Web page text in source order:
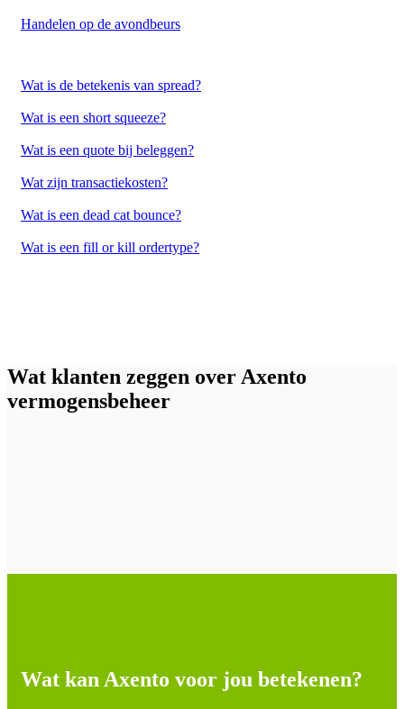
Handelen op de avondbeurs
Wat is de betekenis van spread?
Wat is een short squeeze?
Wat is een quote bij beleggen?
Wat zijn transactiekosten?
Wat is een dead cat bounce?
Wat is een fill or kill ordertype?
Wat klanten zeggen over Axento
vermogensbeheer
Wat kan Axento voor jou betekenen?